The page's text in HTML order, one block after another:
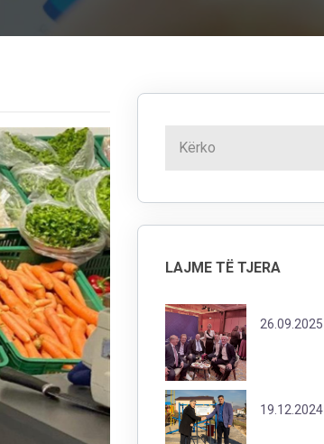
LAJME TË TJERA
26.09.2025
19.12.2024